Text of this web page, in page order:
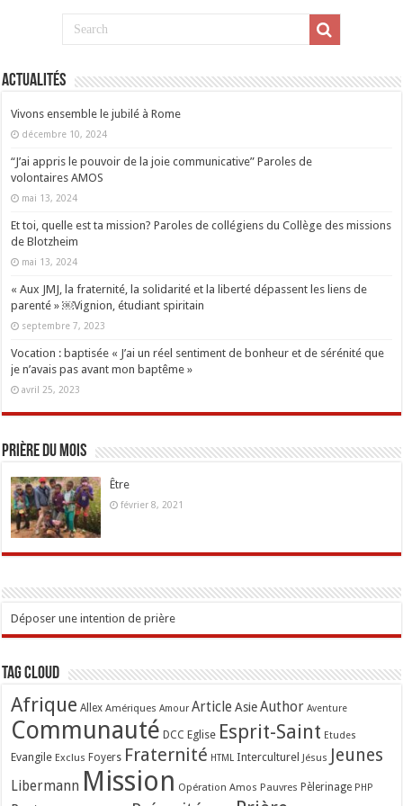
Actualités
Vivons ensemble le jubilé à Rome
décembre 10, 2024
“J’ai appris le pouvoir de la joie communicative” Paroles de
volontaires AMOS
mai 13, 2024
Et toi, quelle est ta mission? Paroles de collégiens du Collège des missions
de Blotzheim
mai 13, 2024
« Aux JMJ, la fraternité, la solidarité et la liberté dépassent les liens de
parenté » ￼Vignion, étudiant spiritain
septembre 7, 2023
Vocation : baptisée « J’ai un réel sentiment de bonheur et de sérénité que
je n’avais pas avant mon baptême »
avril 25, 2023
Prière du mois
Être
février 8, 2021
Déposer une intention de prière
Tag Cloud
Afrique Allex Amériques Amour Article Asie Author Aventure
Communauté DCC Eglise Esprit-Saint Etudes
Evangile Exclus Foyers Fraternité HTML Interculturel Jésus Jeunes
Libermann Mission Opération Amos Pauvres Pèlerinage PHP